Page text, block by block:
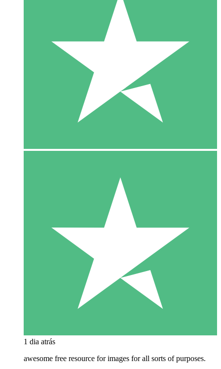
1 dia atrás
awesome free resource for images for all sorts of purposes.